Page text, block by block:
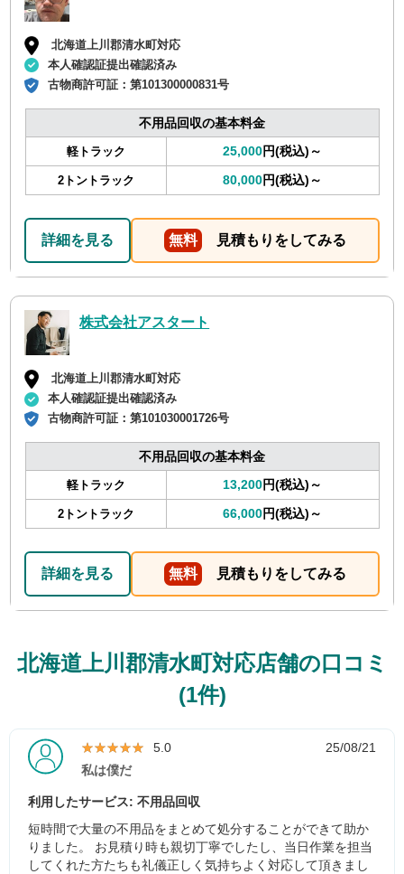
北海道上川郡清水町対応
本人確認証提出確認済み
古物商許可証：第101300000831号
不用品回収の基本料金
軽トラック 25,000円(税込)～
2トントラック 80,000円(税込)～
詳細を見る 無料 見積もりをしてみる
株式会社アスタート
北海道上川郡清水町対応
本人確認証提出確認済み
古物商許可証：第101030001726号
不用品回収の基本料金
軽トラック 13,200円(税込)～
2トントラック 66,000円(税込)～
詳細を見る 無料 見積もりをしてみる
北海道上川郡清水町対応店舗の口コミ
(1件)
★★★★★
★★★★★ 5.0
25/08/21
私は僕だ
利用したサービス: 不用品回収
短時間で大量の不用品をまとめて処分することができて助か
りました。 お見積り時も親切丁寧でしたし、当日作業を担当
してくれた方たちも礼儀正しく気持ちよく対応して頂きまし